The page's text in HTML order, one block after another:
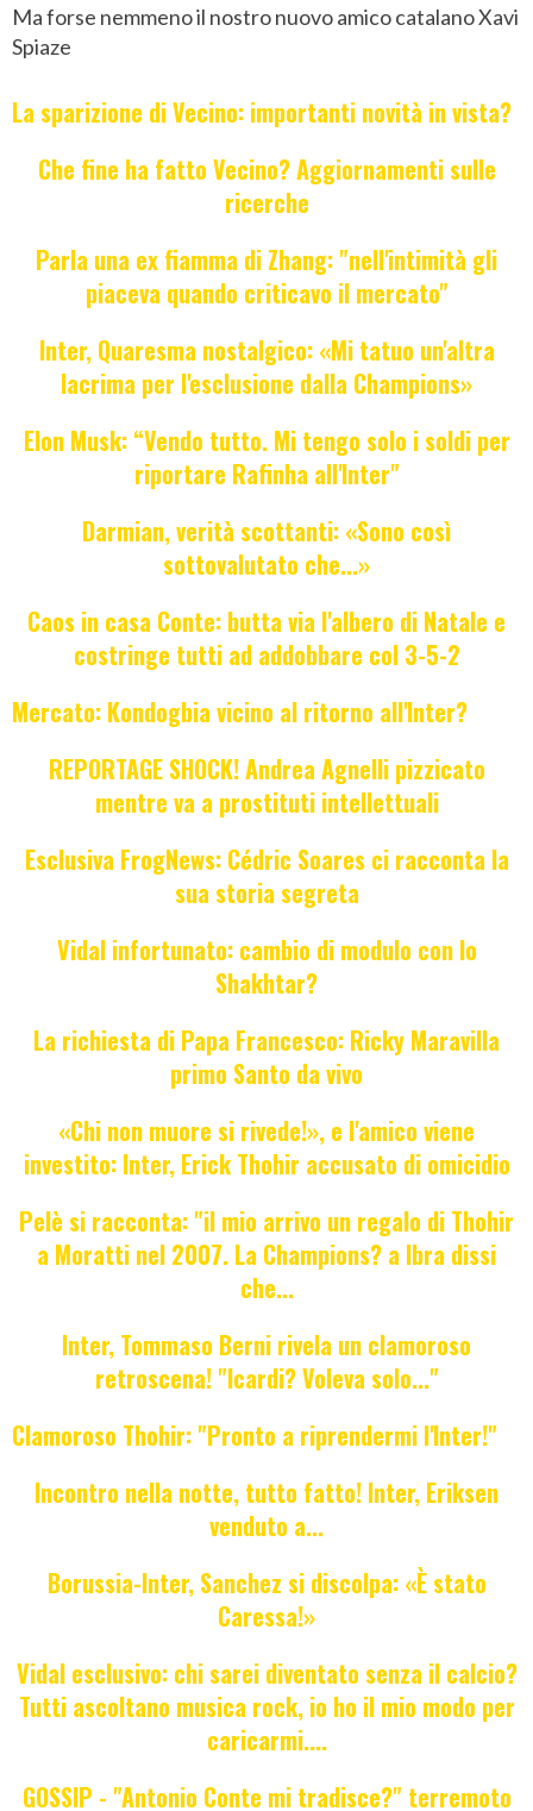
Ma forse nemmeno il nostro nuovo amico catalano Xavi
Spiaze
La sparizione di Vecino: importanti novità in vista?
Che fine ha fatto Vecino? Aggiornamenti sulle
ricerche
Parla una ex fiamma di Zhang: "nell'intimità gli
piaceva quando criticavo il mercato"
Inter, Quaresma nostalgico: «Mi tatuo un'altra
lacrima per l'esclusione dalla Champions»
Elon Musk: “Vendo tutto. Mi tengo solo i soldi per
riportare Rafinha all'Inter"
Darmian, verità scottanti: «Sono così
sottovalutato che...»
Caos in casa Conte: butta via l'albero di Natale e
costringe tutti ad addobbare col 3-5-2
Mercato: Kondogbia vicino al ritorno all'Inter?
REPORTAGE SHOCK! Andrea Agnelli pizzicato
mentre va a prostituti intellettuali
Esclusiva FrogNews: Cédric Soares ci racconta la
sua storia segreta
Vidal infortunato: cambio di modulo con lo
Shakhtar?
La richiesta di Papa Francesco: Ricky Maravilla
primo Santo da vivo
«Chi non muore si rivede!», e l'amico viene
investito: Inter, Erick Thohir accusato di omicidio
Pelè si racconta: "il mio arrivo un regalo di Thohir
a Moratti nel 2007. La Champions? a Ibra dissi
che...
Inter, Tommaso Berni rivela un clamoroso
retroscena! "Icardi? Voleva solo..."
Clamoroso Thohir: "Pronto a riprendermi l'Inter!"
Incontro nella notte, tutto fatto! Inter, Eriksen
venduto a...
Borussia-Inter, Sanchez si discolpa: «È stato
Caressa!»
Vidal esclusivo: chi sarei diventato senza il calcio?
Tutti ascoltano musica rock, io ho il mio modo per
caricarmi....
GOSSIP - "Antonio Conte mi tradisce?" terremoto